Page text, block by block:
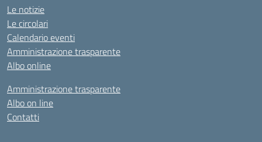
Le notizie
Le circolari
Calendario eventi
Amministrazione trasparente
Albo online
Amministrazione trasparente
Albo on line
Contatti